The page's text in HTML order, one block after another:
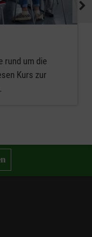
rund um die
Kurs zur